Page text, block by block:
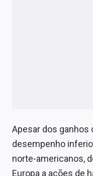
Apesar dos ganhos
desempenho
norte-americanos,
Europa a ações de